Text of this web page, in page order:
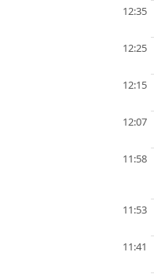
12:35
12:25
12:15
12:07
11:58
11:53
11:41